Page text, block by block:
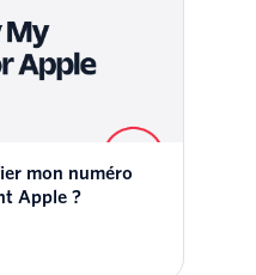
mon numéro
Apple ?